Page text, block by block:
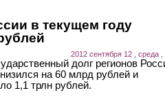
в текущем году
2012 сентября 12 , среда ,
долг регионов
на 60 млрд рублей и
1,1 трлн рублей.